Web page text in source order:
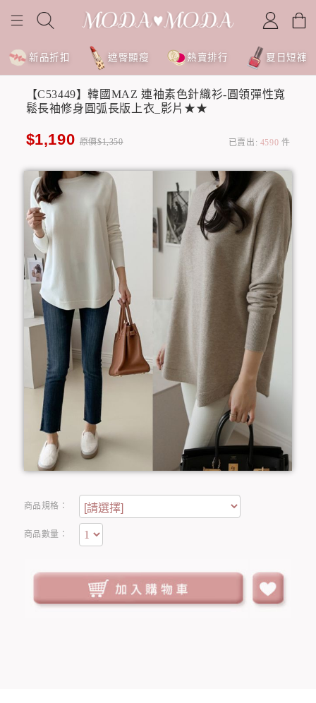
新品折扣 遮臀顯瘦 熱賣排行 夏日短褲
【C53449】韓國MAZ 連袖素色針織衫-圓領彈性寬
鬆長袖修身圓弧長版上衣_影片★★
$1,190 原價$1,350 已賣出: 4590 件
商品規格：
商品數量：